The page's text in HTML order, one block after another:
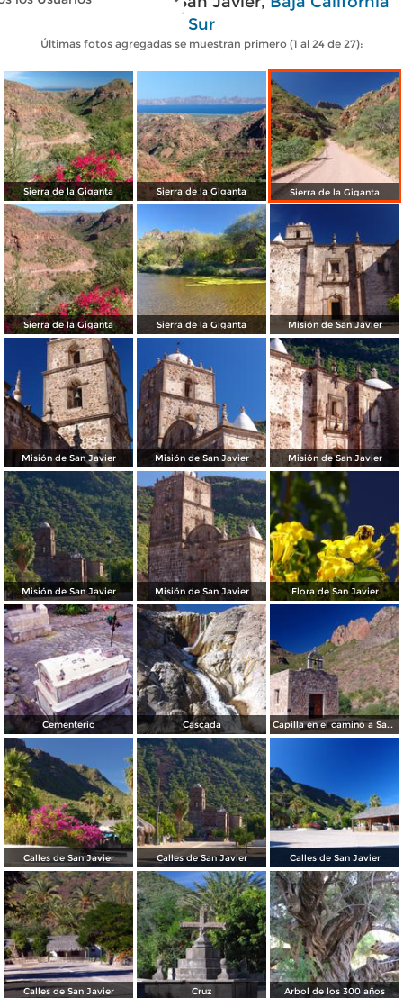
Sur
Últimas fotos agregadas se muestran primero (1 al 24 de 27):
Sierra de la Giganta Sierra de la Giganta Sierra de la Giganta
Sierra de la Giganta Sierra de la Giganta Misión de San Javier
Misión de San Javier Misión de San Javier Misión de San Javier
Misión de San Javier Misión de San Javier Flora de San Javier
Cementerio Cascada Capilla en el camino a San Javier
Calles de San Javier Calles de San Javier Calles de San Javier
Calles de San Javier Cruz Arbol de los 300 años